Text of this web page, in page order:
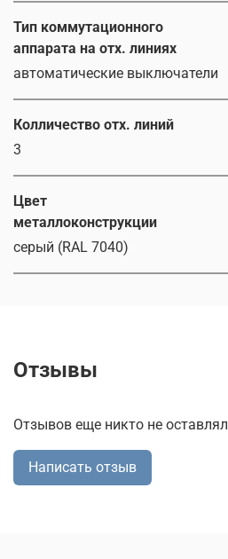
Тип коммутационного
аппарата на отх. линиях
автоматические выключатели
Колличество отх. линий
3
Цвет
металлоконструкции
серый (RAL 7040)
Отзывы
Отзывов еще никто не оставлял
Написать отзыв